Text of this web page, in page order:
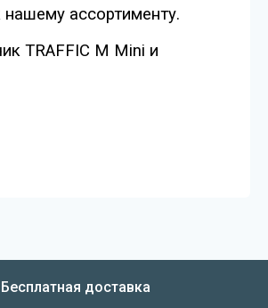
ассортименту.
TRAFFIC M Mini и
Бесплатная доставка